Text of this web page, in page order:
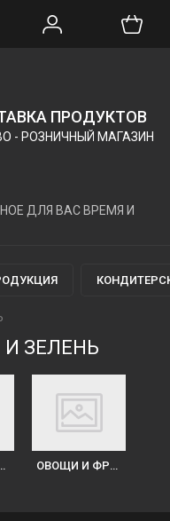
ПРОДУКТОВ
- РОЗНИЧНЫЙ МАГАЗИН
ДЛЯ ВАС ВРЕМЯ И
ЗЕЛЕНЬ
В ВЕДРАХ ОВОЩИ И ФРУКТЫ